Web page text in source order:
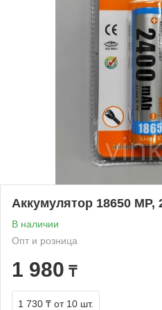
Аккумулятор 18650 MP,
В наличии
Опт и розница
1 980 ₸
1 730 ₸ от 10 шт.